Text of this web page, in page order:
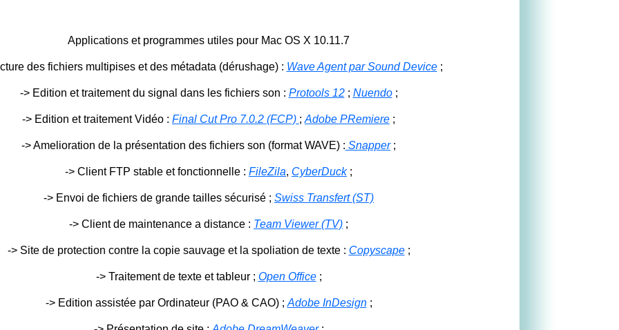
Applications et programmes utiles pour Mac OS X 10.11.7
des fichiers multipises et des métadata (dérushage) : Wave Agent par Sound Device;
-> Edition et traitement du signal dans les fichiers son : Protools 12; Nuendo;
-> Edition et traitement Vidéo : Final Cut Pro 7.0.2 (FCP) ; Adobe PRemiere ;
-> Amelioration de la présentation des fichiers son (format WAVE) : Snapper;
-> Client FTP stable et fonctionnelle : FileZila, CyberDuck;
-> Envoi de fichiers de grande tailles sécurisé ; Swiss Transfert (ST)
-> Client de maintenance a distance : Team Viewer (TV) ;
-> Site de protection contre la copie sauvage et la spoliation de texte : Copyscape;
-> Traitement de texte et tableur ; Open Office;
-> Edition assistée par Ordinateur (PAO & CAO) ; Adobe InDesign;